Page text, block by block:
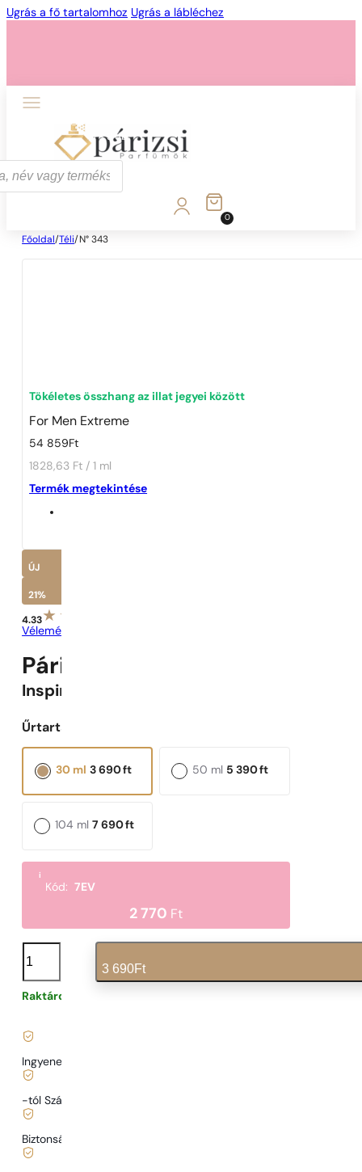
Ugrás a fő tartalomhoz Ugrás a lábléchez
1 - 3 db
0
Főoldal/Téli/ N° 343
Tökéletes összhang az illat jegyei között
For Men Extreme
54 859 Ft
1828,63 Ft / 1 ml
Termék megtekintése
ÚJ
21%
4.33
Vélemények megtekintése
Párizsi Parfümök N° 343 -
Inspirálva
Űrtartalom választása:
3 690ft
30 ml 5 390ft
50 ml
7 690ft
104 ml
i
Kód:7EV
2 770 Ft
N°
343
mennyiség
3 690Ft
Raktáron
Ingyenes szállítás
-tól Szállítás
Biztonságos vásárlás és fizetés